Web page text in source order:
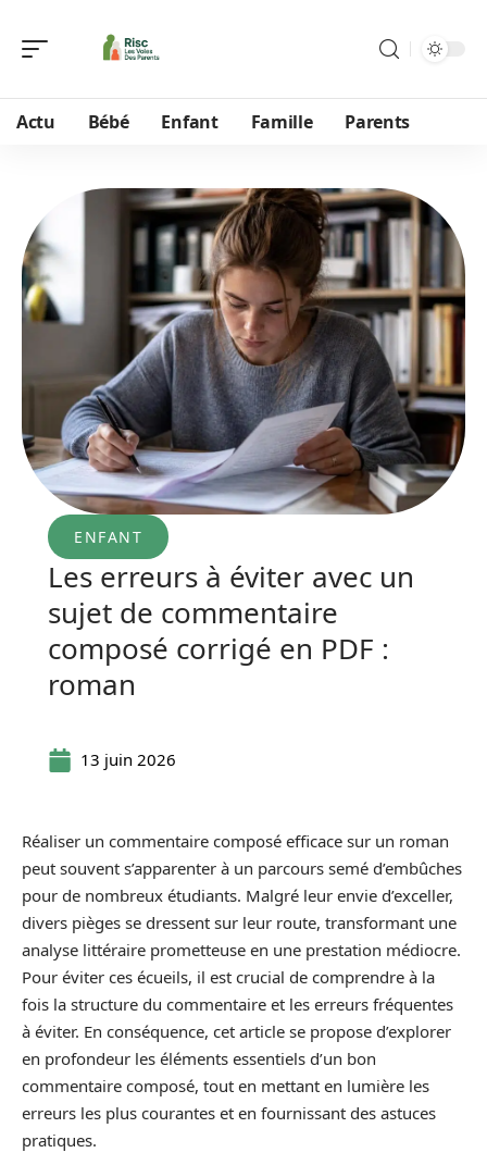
Actu Bébé Enfant Famille Parents
ENFANT
Les erreurs à éviter avec un
sujet de commentaire
composé corrigé en PDF :
roman
13 juin 2026
Réaliser un commentaire composé efficace sur un roman
peut souvent s’apparenter à un parcours semé d’embûches
pour de nombreux étudiants. Malgré leur envie d’exceller,
divers pièges se dressent sur leur route, transformant une
analyse littéraire prometteuse en une prestation médiocre.
Pour éviter ces écueils, il est crucial de comprendre à la
fois la structure du commentaire et les erreurs fréquentes
à éviter. En conséquence, cet article se propose d’explorer
en profondeur les éléments essentiels d’un bon
commentaire composé, tout en mettant en lumière les
erreurs les plus courantes et en fournissant des astuces
pratiques.